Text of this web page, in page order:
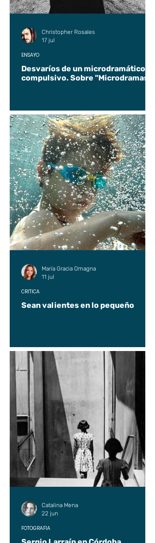
Desvaríos de un microdramático
compulsivo. Sobre "Microdramas".
ENSAYO
Christopher Rosales
17 jul
Sean valientes en lo pequeño
CRÍTICA
María Gracia Omagna
11 jul
FOTOGRAFÍA
Catalina Mena
22 jun